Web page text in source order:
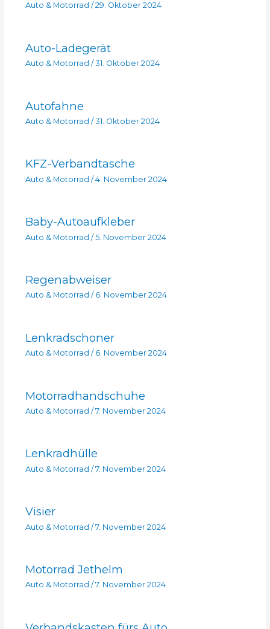
Auto & Motorrad / 29. Oktober 2024
Auto-Ladegerät
Auto & Motorrad / 31. Oktober 2024
Autofahne
Auto & Motorrad / 31. Oktober 2024
KFZ-Verbandtasche
Auto & Motorrad /4. November 2024
Baby-Autoaufkleber
Auto & Motorrad /5. November 2024
Regenabweiser
Auto & Motorrad / 6. November 2024
Lenkradschoner
Auto & Motorrad / 6. November 2024
Motorradhandschuhe
Auto & Motorrad / 7. November 2024
Lenkradhülle
Auto & Motorrad / 7. November 2024
Visier
Auto & Motorrad /7. November 2024
Motorrad Jethelm
Auto & Motorrad / 7. November 2024